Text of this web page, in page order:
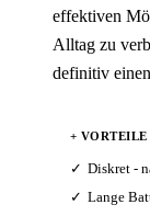
effektiven
Alltag zu
definitiv
+ VORTEILE
Diskret -
Lange